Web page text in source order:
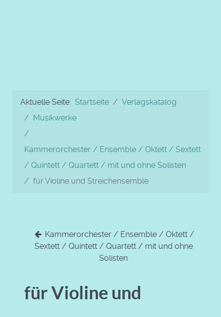
Aktuelle Seite: Startseite
Verlagskatalog
Musikwerke
Kammerorchester / Ensemble / Oktett / Sextett
/ Quintett / Quartett / mit und ohne Solisten
für Violine und Streichensemble
Kammerorchester / Ensemble / Oktett /
Sextett / Quintett / Quartett / mit und ohne
Solisten
für Violine und